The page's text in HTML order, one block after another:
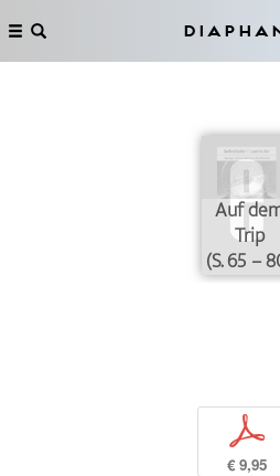
Auf
Trip
(S. 65 –
p
€ 9,95